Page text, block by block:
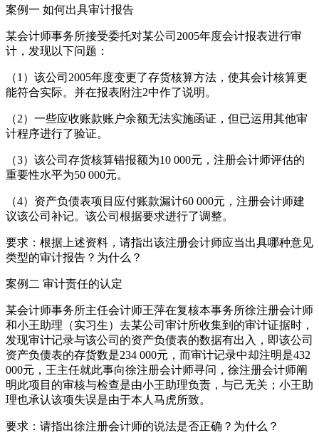
案例一 如何出具审计报告
某会计师事务所接受委托对某公司2005年度会计报表进行审
计，发现以下问题：
（1）该公司2005年度变更了存货核算方法，使其会计核算更
能符合实际。并在报表附注2中作了说明。
（2）一些应收账款账户余额无法实施函证，但已运用其他审
计程序进行了验证。
（3）该公司存货核算错报额为10 000元，注册会计师评估的
重要性水平为50 000元。
（4）资产负债表项目应付账款漏计60 000元，注册会计师建
议该公司补记。该公司根据要求进行了调整。
要求：根据上述资料，请指出该注册会计师应当出具哪种意见
类型的审计报告？为什么？
案例二 审计责任的认定
某会计师事务所主任会计师王萍在复核本事务所徐注册会计师
和小王助理（实习生）去某公司审计所收集到的审计证据时，
发现审计记录与该公司的资产负债表的数据有出入，即该公司
资产负债表的存货数是234 000元，而审计记录中却注明是432
000元，王主任就此事向徐注册会计师寻问，徐注册会计师阐
明此项目的审核与检查是由小王助理负责，与己无关；小王助
理也承认该项失误是由于本人马虎所致。
要求：请指出徐注册会计师的说法是否正确？为什么？